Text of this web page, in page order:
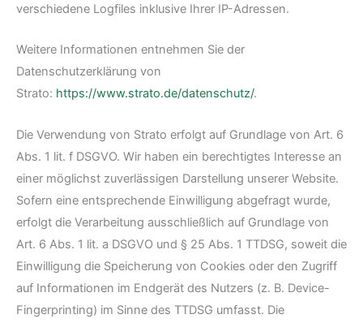
verschiedene Logfiles inklusive Ihrer IP-Adressen.
Weitere Informationen entnehmen Sie der
Datenschutzerklärung von
Strato: https://www.strato.de/datenschutz/.
Die Verwendung von Strato erfolgt auf Grundlage von Art. 6
Abs. 1 lit. f DSGVO. Wir haben ein berechtigtes Interesse an
einer möglichst zuverlässigen Darstellung unserer Website.
Sofern eine entsprechende Einwilligung abgefragt wurde,
erfolgt die Verarbeitung ausschließlich auf Grundlage von
Art. 6 Abs. 1 lit. a DSGVO und § 25 Abs. 1 TTDSG, soweit die
Einwilligung die Speicherung von Cookies oder den Zugriff
auf Informationen im Endgerät des Nutzers (z. B. Device-
Fingerprinting) im Sinne des TTDSG umfasst. Die